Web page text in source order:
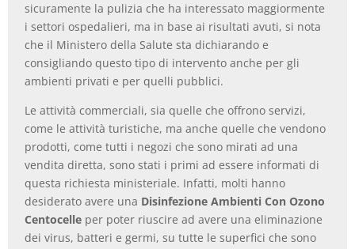
sicuramente la pulizia che ha interessato maggiormente
i settori ospedalieri, ma in base ai risultati avuti, si nota
che il Ministero della Salute sta dichiarando e
consigliando questo tipo di intervento anche per gli
ambienti privati e per quelli pubblici.
Le attività commerciali, sia quelle che offrono servizi,
come le attività turistiche, ma anche quelle che vendono
prodotti, come tutti i negozi che sono mirati ad una
vendita diretta, sono stati i primi ad essere informati di
questa richiesta ministeriale. Infatti, molti hanno
desiderato avere una Disinfezione Ambienti Con Ozono
Centocelle per poter riuscire ad avere una eliminazione
dei virus, batteri e germi, su tutte le superfici che sono